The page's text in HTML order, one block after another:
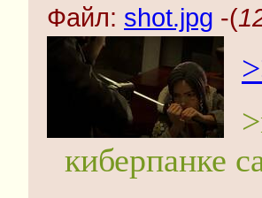
Файл: shot.jpg -(
киберпанке